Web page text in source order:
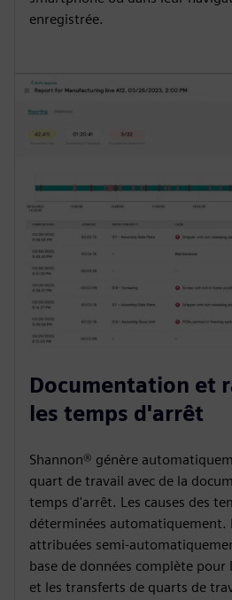
enregistrée.
Documentation et
les temps d'arrêt
Shannon® génère
quart de travail avec de la
temps d'arrêt. Les causes des
déterminées automatiquement.
attribuées semi-
base de données complète
et les transferts de quarts de